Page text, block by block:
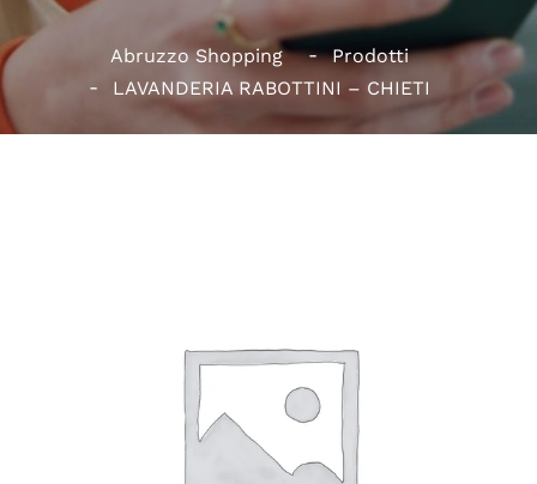
Abruzzo Shopping
Prodotti
LAVANDERIA RABOTTINI – CHIETI